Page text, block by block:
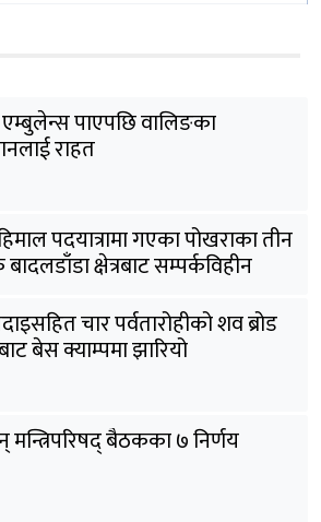
पाएपछि वालिङका
राहत
पदयात्रामा गएका पोखराका तीन
क्षेत्रबाट सम्पर्कविहीन
चार पर्वतारोहीको शव ब्रोड
बेस क्याम्पमा झारियो
मन्त्रिपरिषद् बैठकका ७ निर्णय